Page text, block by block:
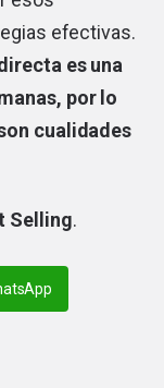
efectivas.
es una
por lo
cualidades
Selling.